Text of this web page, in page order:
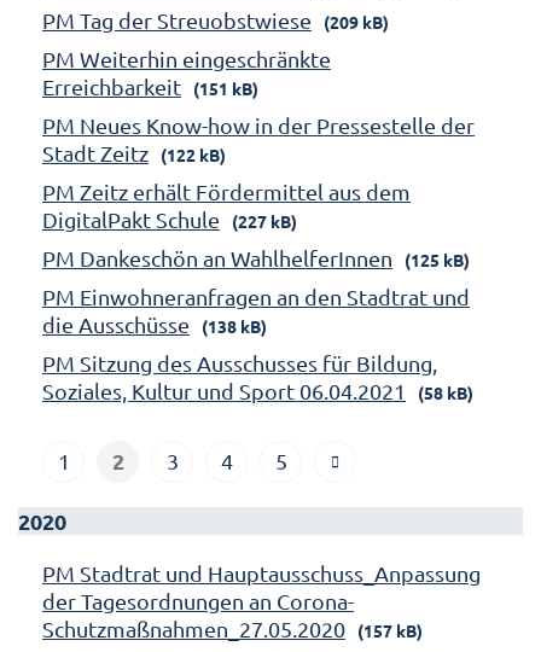
PM Tag der Streuobstwiese (209 kB)
PM Weiterhin eingeschränkte
Erreichbarkeit
(151 kB)
PM Neues Know-how in der Pressestelle der
Stadt Zeitz
(122 kB)
PM Zeitz erhält Fördermittel aus dem
DigitalPakt Schule
(227 kB)
PM Dankeschön an WahlhelferInnen (125 kB)
PM Einwohneranfragen an den Stadtrat und
die Ausschüsse
(138 kB)
PM Sitzung des Ausschusses für Bildung,
Soziales, Kultur und Sport 06.04.2021
(58 kB)
1 2 3 4 5
2020
PM Stadtrat und Hauptausschuss_Anpassung
der Tagesordnungen an Corona-
Schutzmaßnahmen_27.05.2020
(157 kB)